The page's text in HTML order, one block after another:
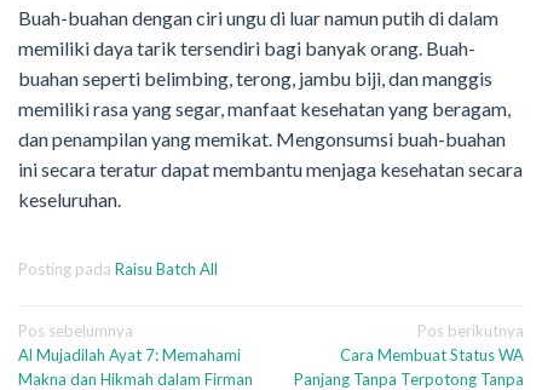
Buah-buahan dengan ciri ungu di luar namun putih di dalam
memiliki daya tarik tersendiri bagi banyak orang. Buah-
buahan seperti belimbing, terong, jambu biji, dan manggis
memiliki rasa yang segar, manfaat kesehatan yang beragam,
dan penampilan yang memikat. Mengonsumsi buah-buahan
ini secara teratur dapat membantu menjaga kesehatan secara
keseluruhan.
Posting pada Raisu Batch All
Navigasi
pos
Pos sebelumnya
Al Mujadilah Ayat 7: Memahami
Makna dan Hikmah dalam Firman
Pos berikutnya
Cara Membuat Status WA
Panjang Tanpa Terpotong Tanpa